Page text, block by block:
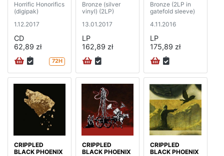
Horrific Honorifics
(digipak)
1.12.2017
CD
62,89 zł
72H
Bronze (silver
vinyl) (2LP)
13.01.2017
LP
162,89 zł
Bronze (2LP in
gatefold sleeve)
4.11.2016
LP
175,89 zł
CRIPPLED
BLACK PHOENIX
CRIPPLED
BLACK PHOENIX
CRIPPLED
BLACK PHOENIX